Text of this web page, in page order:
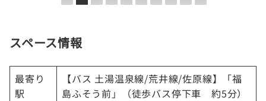
スペース情報
最寄り
駅
【バス 土湯温泉線/荒井線/佐原線】「福
島ふそう前」（徒歩バス停下車 約5分）